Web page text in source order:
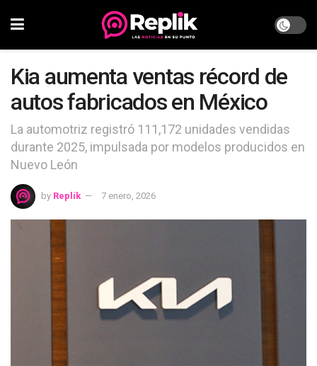
Kia aumenta ventas récord de
autos fabricados en México
La automotriz registró 111,172 unidades vendidas
durante 2025, impulsada por modelos producidos en
Nuevo León
by Replik 7 enero, 2026